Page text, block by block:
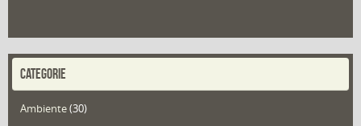
CATEGORIE
Ambiente(30)